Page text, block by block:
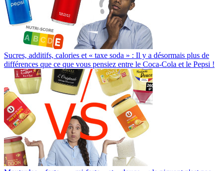
Sucres, additifs, calories et « taxe soda » : Il y a désormais plus de
différences que ce que vous pensiez entre le Coca-Cola et le Pepsi !